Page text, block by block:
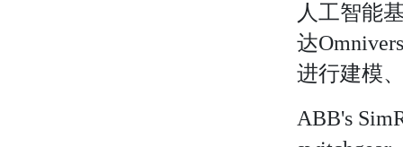
人工智能
达
进行建模
ABB's